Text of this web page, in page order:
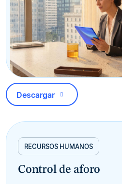
Descargar
RECURSOS HUMANOS
Control de aforo